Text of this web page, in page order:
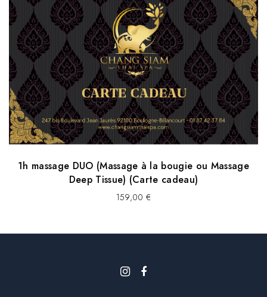
1h massage DUO (Massage à la bougie ou Massage
Deep Tissue) (Carte cadeau)
159,00 €